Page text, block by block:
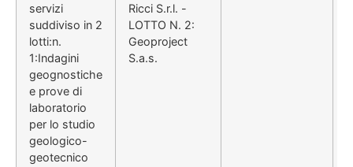
servizi
suddiviso in 2
lotti:n.
1:Indagini
geognostiche
e prove di
laboratorio
per lo studio
geologico-
geotecnico
Ricci S.r.l. -
LOTTO N. 2:
Geoproject
S.a.s.